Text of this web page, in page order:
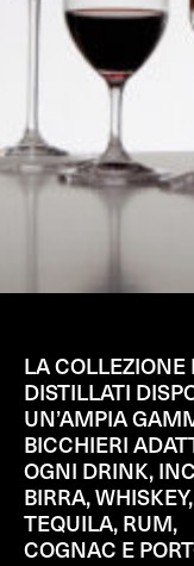
LA COLLEZIONE
DISTILLATI
UN’AMPIA
BICCHIERI
OGNI DRINK,
BIRRA, WHISKEY,
TEQUILA, RUM,
COGNAC E